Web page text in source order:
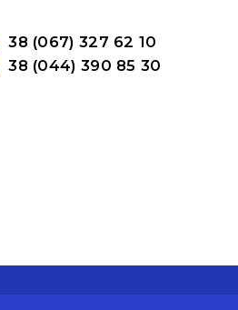
38 (067) 327 62 10
38 (044) 390 85 30